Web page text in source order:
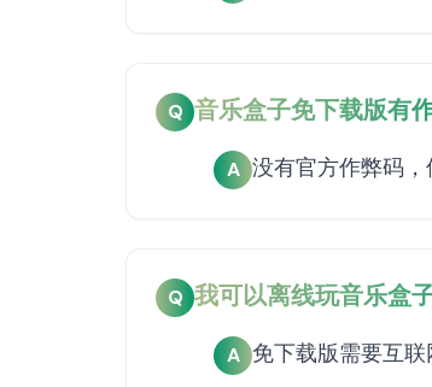
Q 音乐盒子免下载版有
A 没有官方作弊码，
Q 我可以离线玩音乐盒
A 免下载版需要互